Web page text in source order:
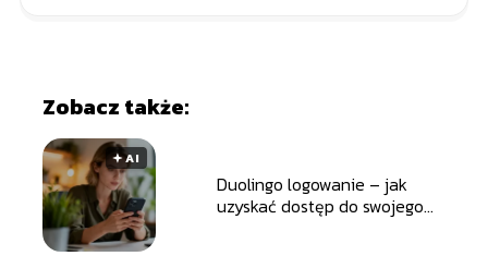
Zobacz także:
🟅 AI
Duolingo logowanie – jak
uzyskać dostęp do swojego